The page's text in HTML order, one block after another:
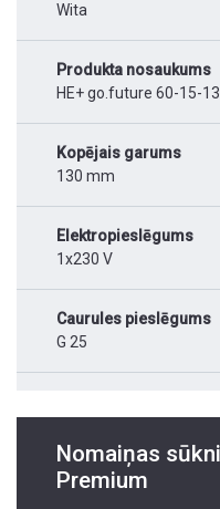
Wita
Produkta nosaukums
HE+ go.future 60-15-
Kopējais garums
130 mm
Elektropieslēgums
1x230 V
Caurules pieslēgums
G 25
Nomaiņas
Premium